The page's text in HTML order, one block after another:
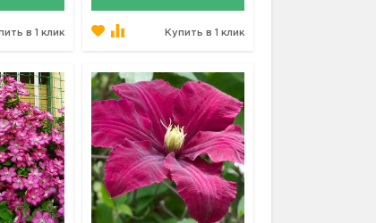
в 1 клик Купить в 1 клик